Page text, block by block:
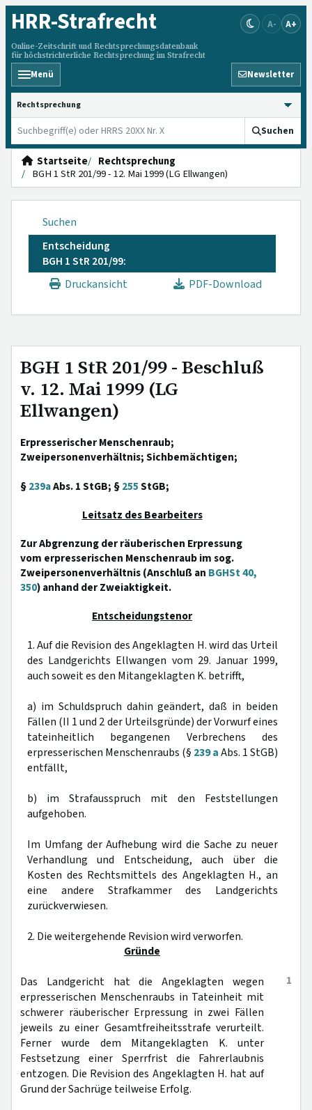
HRR-Strafrecht
Online-Zeitschrift und Rechtsprechungsdatenbank
für höchstrichterliche Rechtsprechung im Strafrecht
A- A+
Menü Newsletter
HRRS durchsuchen
Suchen
Startseite
Rechtsprechung
BGH 1 StR 201/99 - 12. Mai 1999 (LG Ellwangen)
Suchen
Entscheidung
BGH 1 StR 201/99:
Druckansicht
PDF-Download
BGH 1 StR 201/99 - Beschluß
v. 12. Mai 1999 (LG
Ellwangen)
Erpresserischer Menschenraub;
Zweipersonenverhältnis; Sichbemächtigen;
§239aAbs. 1 StGB; §255StGB;
Leitsatz des Bearbeiters
Zur Abgrenzung der räuberischen Erpressung
vom erpresserischen Menschenraub im sog.
Zweipersonenverhältnis (Anschluß an BGHSt 40,
350) anhand der Zweiaktigkeit.
Entscheidungstenor
1. Auf die Revision des Angeklagten H. wird das Urteil
des Landgerichts Ellwangen vom 29. Januar 1999,
auch soweit es den Mitangeklagten K. betrifft,
a) im Schuldspruch dahin geändert, daß in beiden
Fällen (II 1 und 2 der Urteilsgründe) der Vorwurf eines
tateinheitlich begangenen Verbrechens des
erpresserischen Menschenraubs (§ 239 aAbs. 1 StGB)
entfällt,
b) im Strafausspruch mit den Feststellungen
aufgehoben.
Im Umfang der Aufhebung wird die Sache zu neuer
Verhandlung und Entscheidung, auch über die
Kosten des Rechtsmittels des Angeklagten H., an
eine andere Strafkammer des Landgerichts
zurückverwiesen.
2. Die weitergehende Revision wird verworfen.
Gründe
1
Das Landgericht hat die Angeklagten wegen
erpresserischen Menschenraubs in Tateinheit mit
schwerer räuberischer Erpressung in zwei Fällen
jeweils zu einer Gesamtfreiheitsstrafe verurteilt.
Ferner wurde dem Mitangeklagten K. unter
Festsetzung einer Sperrfrist die Fahrerlaubnis
entzogen. Die Revision des Angeklagten H. hat auf
Grund der Sachrüge teilweise Erfolg.